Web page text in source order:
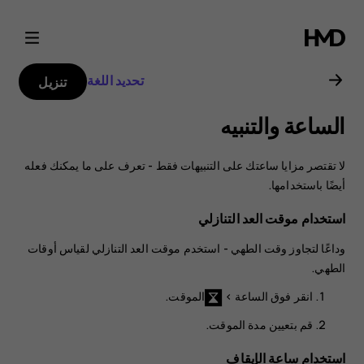
دليل
مستخدم
Nokia
2
تحديد اللغة تنزيل
الساعة والتنبيه
لا تقتصر مزايا ساعتك على التنبيهات فقط - تعرف على ما يمكنك فعله
أيضًا باستخدامها.
استخدام موقت العد التنازلي
وداعًا لتجاوز وقت الطهي - استخدم موقت العد التنازلي لقياس أوقات
الطهي.
> الموقت.
قم بتعيين مدة الموقت.
استخدام ساعة الإيقاف